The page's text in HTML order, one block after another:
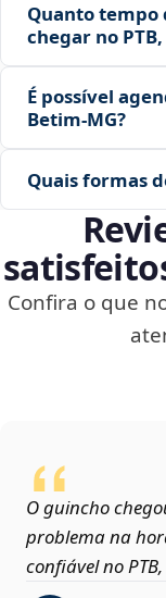
Quanto tempo
chegar no
É possível
Betim‑MG?
Quais formas
Confira o que
O guincho
problema na
confiável no PTB,